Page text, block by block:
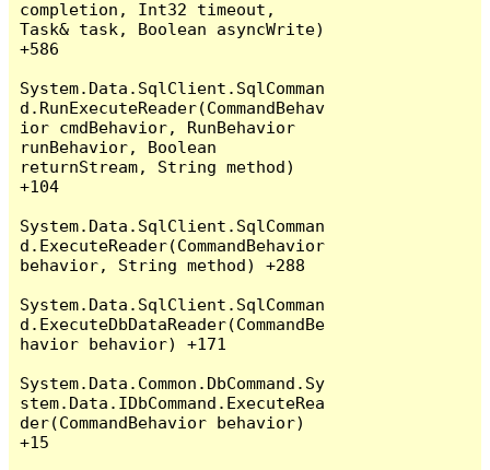
completion, Int32 timeout,
Task& task, Boolean asyncWrite)
+586
System.Data.SqlClient.SqlComman
d.RunExecuteReader(CommandBehav
ior cmdBehavior, RunBehavior
runBehavior, Boolean
returnStream, String method)
+104
System.Data.SqlClient.SqlComman
d.ExecuteReader(CommandBehavior
behavior, String method) +288
System.Data.SqlClient.SqlComman
d.ExecuteDbDataReader(CommandBe
havior behavior) +171
System.Data.Common.DbCommand.Sy
stem.Data.IDbCommand.ExecuteRea
der(CommandBehavior behavior)
+15